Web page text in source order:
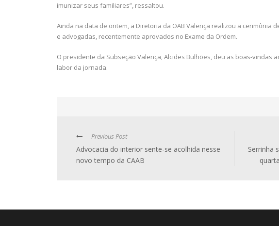
imunizar seus familiares”, ressaltou.
Ainda na data de ontem, a Diretoria da OAB Valença realizou a cerimônia
e advogadas, recentemente aprovados no Exame da Ordem.
O presidente da Subseção Valença, Alcides Bulhões, deu as boas-vindas
labor da jornada.
Previous Post
Advocacia do interior sente-se acolhida nesse
novo tempo da CAAB
Serrinha